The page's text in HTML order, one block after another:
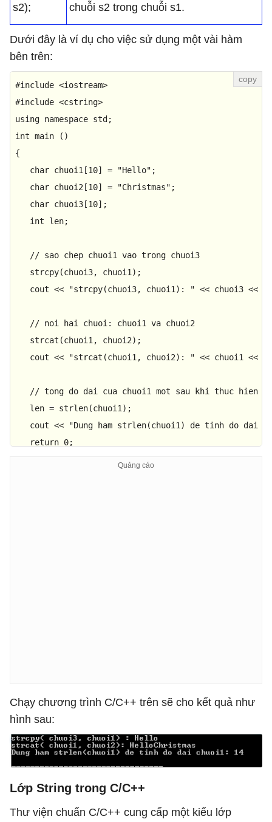
s2);
chuỗi s2 trong chuỗi s1.
Dưới đây là ví dụ cho việc sử dụng một vài hàm
bên trên:
#include <iostream>
#include <cstring>
using namespace
int main
()
{
char chuoi1[10] = "Hello" ;
char chuoi2[10] = "Christmas" ;
char chuoi3[10];
int len;
// sao chep chuoi1 vao trong chuoi3
strcpy(chuoi3, chuoi1);
   cout <<
"strcpy(chuoi3, chuoi1): " << chuoi3 <<
// noi hai chuoi: chuoi1 va chuoi2
strcat (chuoi1, chuoi2);
   cout <<
"strcat(chuoi1, chuoi2): " << chuoi1 <<
// tong do dai cua chuoi1 mot sau khi thuc hien
   len =
strlen(chuoi1);
   cout <<
"Dung ham strlen(chuoi1) de tinh do dai
return 0;
Chạy chương trình C/C++ trên sẽ cho kết quả như
hình sau:
Lớp String trong C/C++
Thư viện chuẩn C/C++ cung cấp một kiểu lớp